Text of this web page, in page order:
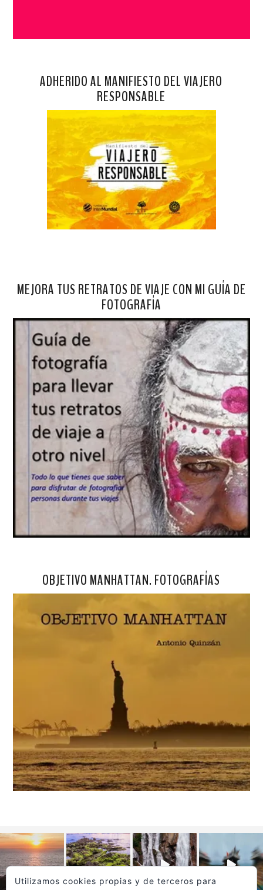
ADHERIDO AL MANIFIESTO DEL VIAJERO
RESPONSABLE
MEJORA TUS RETRATOS DE VIAJE CON MI GUÍA DE
FOTOGRAFÍA
OBJETIVO MANHATTAN. FOTOGRAFÍAS
Utilizamos cookies propias y de terceros para